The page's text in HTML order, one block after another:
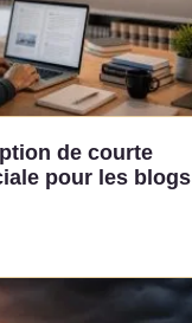
de courte
pour les blogs